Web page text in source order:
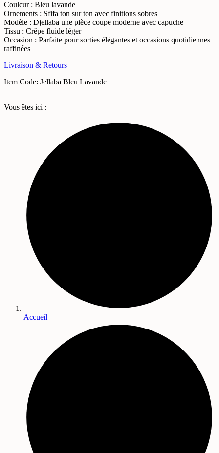
Couleur : Bleu lavande
Ornements : Sfifa ton sur ton avec finitions sobres
Modèle : Djellaba une pièce coupe moderne avec capuche
Tissu : Crêpe fluide léger
Occasion : Parfaite pour sorties élégantes et occasions quotidiennes
raffinées
Livraison & Retours
Item Code: Jellaba Bleu Lavande
Vous êtes ici :
Accueil